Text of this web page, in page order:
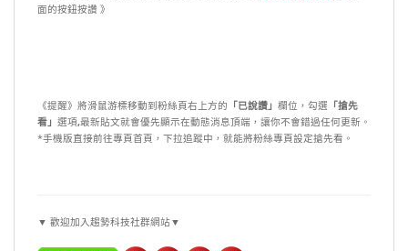
面的按鈕按讚 》
《提醒》將滑鼠游標移動到粉絲頁右上方的 「已說讚」 欄位，勾選 「搶先
看」 選項,最新貼文就會優先顯示在動態消息頂端，讓你不會錯過任何更新。
*手機版直接前往專頁首頁，下拉追蹤中，就能將粉絲專頁設定搶先看。
▼ 歡迎加入趨勢科技社群網站▼